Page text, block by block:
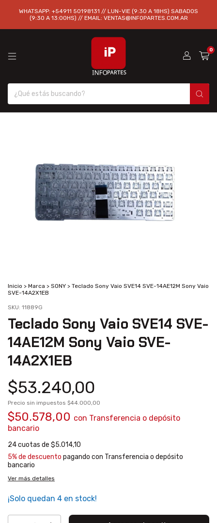
WHATSAPP: +54911 50198131 // LUN-VIE (9:30 A 18HS) SABADOS
(9:30 A 13:00HS) // EMAIL: VENTAS@INFOPARTES.COM.AR
0
Inicio > Marca > SONY > Teclado Sony Vaio SVE14 SVE-14AE12M Sony Vaio
SVE-14A2X1EB
SKU: 11889G
Teclado Sony Vaio SVE14 SVE-
14AE12M Sony Vaio SVE-
14A2X1EB
$53.240,00
Precio sin impuestos $44.000,00
$50.578,00 con Transferencia o depósito
bancario
24cuotas de $5.014,10
5% de descuento pagando con Transferencia o depósito
bancario
Ver más detalles
¡Solo quedan 4 en stock!